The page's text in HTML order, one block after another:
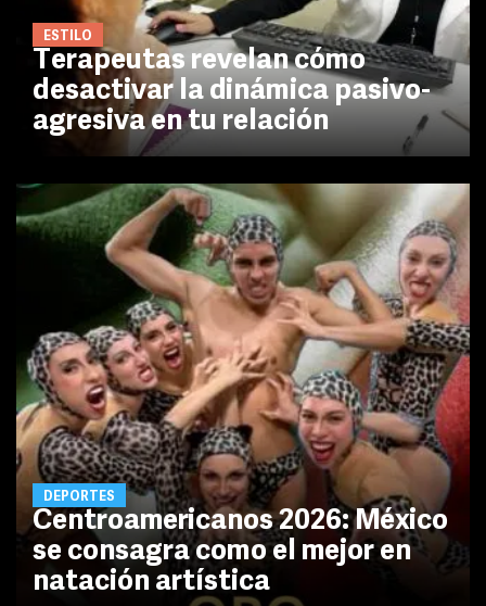
ESTILO
Terapeutas revelan cómo
desactivar la dinámica pasivo-
agresiva en tu relación
DEPORTES
Centroamericanos 2026: México
se consagra como el mejor en
natación artística